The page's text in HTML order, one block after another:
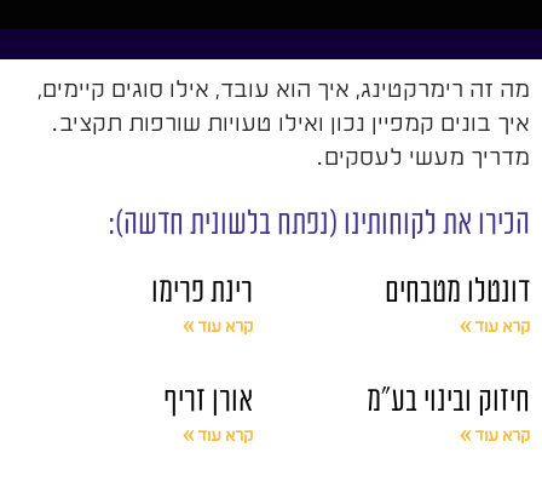
מה זה רימרקטינג, איך הוא עובד, אילו סוגים קיימים,
איך בונים קמפיין נכון ואילו טעויות שורפות תקציב.
מדריך מעשי לעסקים.
הכירו את לקוחותינו (נפתח בלשונית חדשה):
דונטלו מטבחים
קרא עוד »
רינת פרימו
קרא עוד »
חיזוק ובינוי בע"מ
קרא עוד »
אורן זריף
קרא עוד »